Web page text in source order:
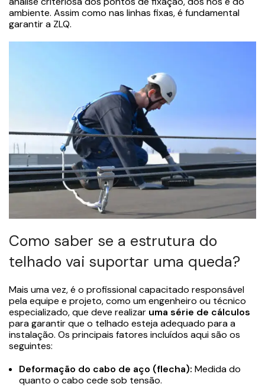
ambiente. Assim como nas linhas fixas, é fundamental
garantir a ZLQ.
Como saber se a estrutura do
telhado vai suportar uma queda?
Mais uma vez, é o profissional capacitado responsável
pela equipe e projeto, como um engenheiro ou técnico
especializado, que deve realizar uma série de cálculos
para garantir que o telhado esteja adequado para a
instalação. Os principais fatores incluídos aqui são os
seguintes:
Deformação do cabo de aço (flecha): Medida do
quanto o cabo cede sob tensão.